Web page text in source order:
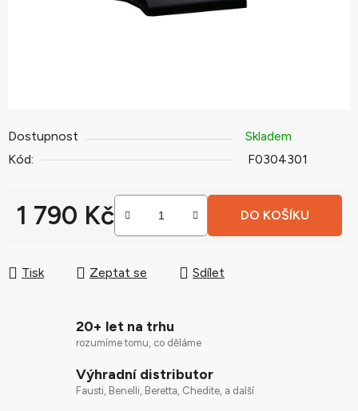
Dostupnost
Skladem
Kód:
F0304301
1 790 Kč DO KOŠÍKU
Tisk Zeptat se Sdílet
20+ let na trhu
rozumíme tomu, co děláme
Výhradní distributor
Fausti, Benelli, Beretta, Chedite, a další